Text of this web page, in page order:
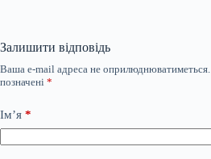
Залишити відповідь
Ваша e-mail адреса не оприлюднюватиметься.
позначені *
Ім’я *